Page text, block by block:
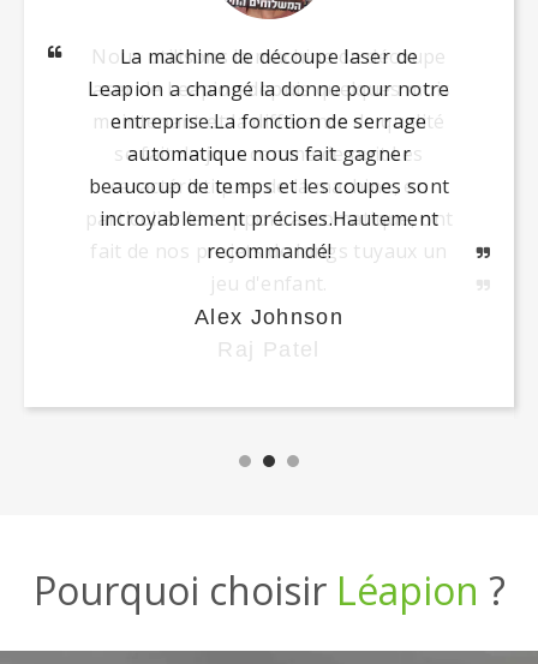
La machine de découpe laser de
Leapion a changé la donne pour notre
entreprise.La fonction de serrage
automatique nous fait gagner
beaucoup de temps et les coupes sont
incroyablement précises.Hautement
recommandé!
Alex Johnson
Pourquoi choisir Léapion ?